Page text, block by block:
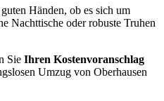
Händen, ob es sich um
Nachttische oder robuste Truhen
Sie Ihren Kostenvoranschlag
Umzug von Oberhausen